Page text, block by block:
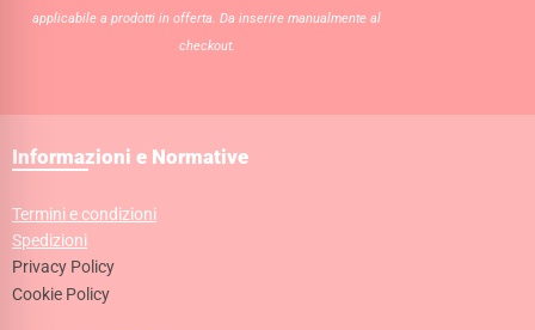
applicabile a prodotti in offerta. Da inserire manualmente al
checkout.
Informazioni e Normative
Termini e condizioni
Spedizioni
Privacy Policy
Cookie Policy